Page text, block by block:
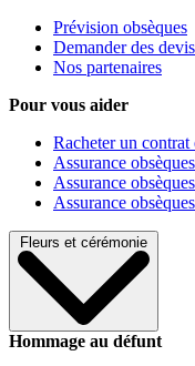
Prévision obsèques
Demander des
Nos partenaires
Pour vous aider
Racheter un contrat
Assurance
Assurance
Assurance
Fleurs et cérémonie
Hommage au défunt